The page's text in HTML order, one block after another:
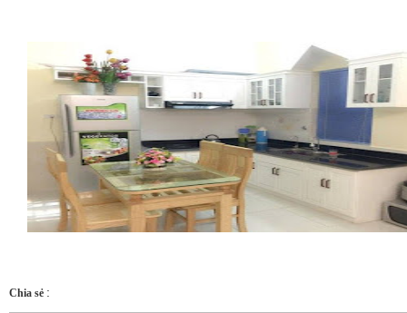
Chia sẻ :